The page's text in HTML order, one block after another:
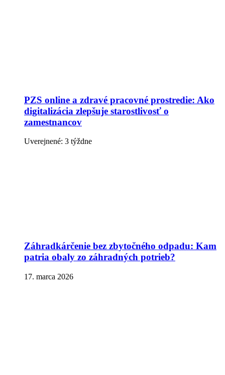
PZS online a zdravé pracovné prostredie: Ako
digitalizácia zlepšuje starostlivosť o
zamestnancov
Uverejnené: 3 týždne
Záhradkárčenie bez zbytočného odpadu: Kam
patria obaly zo záhradných potrieb?
17. marca 2026